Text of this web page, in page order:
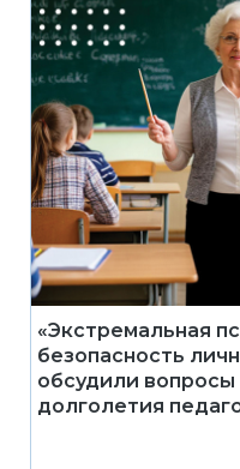
«Экстремальная
безопасность
обсудили
долголетия